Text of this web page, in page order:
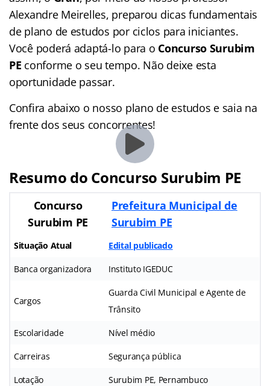
Alexandre Meirelles, preparou dicas fundamentais
de plano de estudos por ciclos para iniciantes.
Você poderá adaptá-lo para o Concurso Surubim
PE conforme o seu tempo. Não deixe esta
oportunidade passar.
Confira abaixo o nosso plano de estudos e saia na
frente dos seus concorrentes!
Resumo do Concurso Surubim PE
Concurso
Surubim PE
Prefeitura Municipal de
Surubim PE
Situação Atual Edital publicado
Banca organizadora Instituto IGEDUC
Cargos
Guarda Civil Municipal e Agente de
Trânsito
Escolaridade Nível médio
Carreiras Segurança pública
Lotação Surubim PE, Pernambuco